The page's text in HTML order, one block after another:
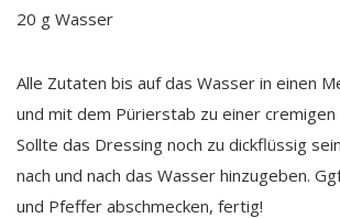
20 g Wasser
Alle Zutaten bis auf das Wasser in einen
und mit dem Pürierstab zu einer
Sollte das Dressing noch zu dickflüssig
nach und nach das Wasser hinzugeben.
und Pfeffer abschmecken, fertig!